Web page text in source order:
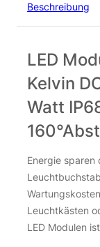
Beschreibung
LED
Kelvin
Watt
Energie sparen
Leuchtkästen
LED Modulen